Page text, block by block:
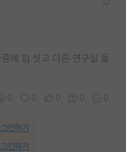
에 입 씻고 다른 연구실 들
인하기
인하기